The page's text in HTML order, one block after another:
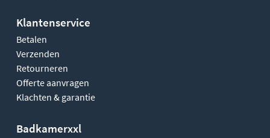
Klantenservice
Betalen
Verzenden
Retourneren
Offerte aanvragen
Klachten & garantie
Badkamerxxl